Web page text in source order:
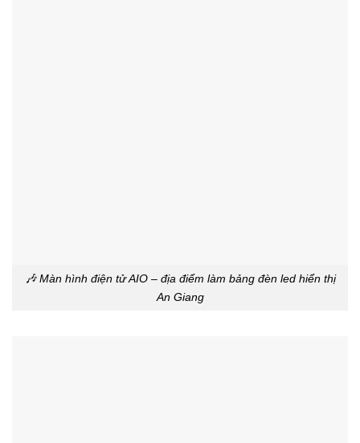
🎶 Màn hình điện tử AIO – địa điểm làm bảng đèn led hiển thị
An Giang